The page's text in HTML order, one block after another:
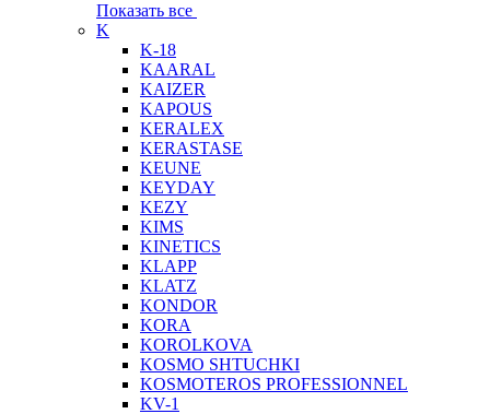
Показать все
K
K-18
KAARAL
KAIZER
KAPOUS
KERALEX
KERASTASE
KEUNE
KEYDAY
KEZY
KIMS
KINETICS
KLAPP
KLATZ
KONDOR
KORA
KOROLKOVA
KOSMO SHTUCHKI
KOSMOTEROS PROFESSIONNEL
KV-1